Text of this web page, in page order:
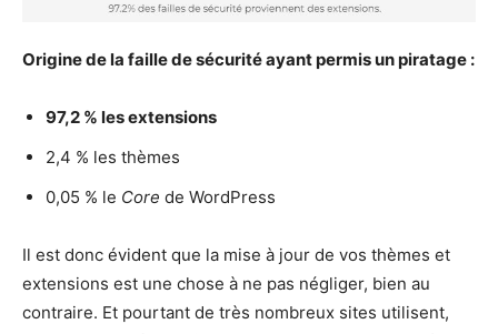
Origine de la faille de sécurité ayant permis un piratage :
97,2 % les extensions
2,4 % les thèmes
0,05 % le Core de WordPress
Il est donc évident que la mise à jour de vos thèmes et
extensions est une chose à ne pas négliger, bien au
contraire. Et pourtant de très nombreux sites utilisent,